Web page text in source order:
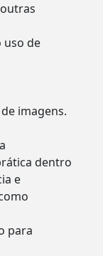
uso de
imagens.
dentro
e
para